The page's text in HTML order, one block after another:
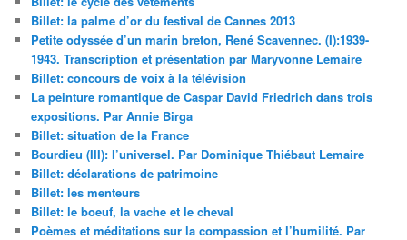
Billet: la palme d’or du festival de Cannes 2013
Petite odyssée d’un marin breton, René Scavennec. (I):1939-
1943. Transcription et présentation par Maryvonne Lemaire
Billet: concours de voix à la télévision
La peinture romantique de Caspar David Friedrich dans trois
expositions. Par Annie Birga
Billet: situation de la France
Bourdieu (III): l’universel. Par Dominique Thiébaut Lemaire
Billet: déclarations de patrimoine
Billet: les menteurs
Billet: le boeuf, la vache et le cheval
Poèmes et méditations sur la compassion et l’humilité. Par